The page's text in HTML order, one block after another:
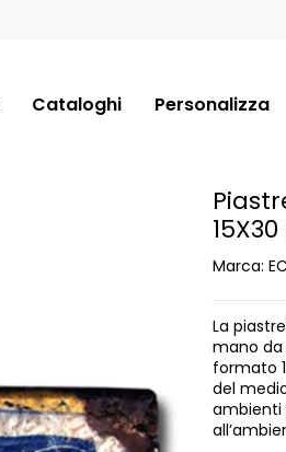
Cataloghi Personalizza
Marca:
La
mano
formato
del
ambienti